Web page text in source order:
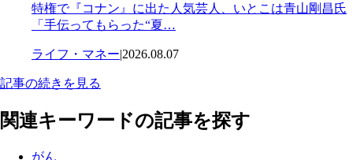
特権で『コナン』に出た人気芸人、いとこは青山剛昌氏
「手伝ってもらった“夏…
ライフ・マネー|2026.08.07
記事の続きを見る
関連キーワードの記事を探す
がん